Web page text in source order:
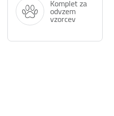
Komplet za
odvzem
vzorcev